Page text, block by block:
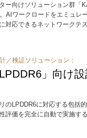
ー向けソリューション群「
AIワークロードをエミュレ
対応できるネットワークテ
／検証ソリューション：
」向け
のLPDDR6に対応する包括
評価を完全に自動で実施す